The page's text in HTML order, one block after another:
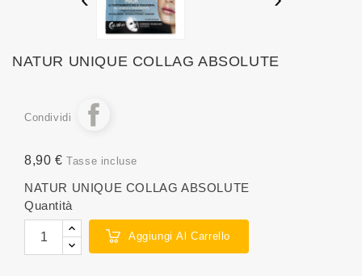
NATUR UNIQUE COLLAG ABSOLUTE
Condividi
8,90 € Tasse incluse
NATUR UNIQUE COLLAG ABSOLUTE
Quantità
Aggiungi Al Carrello